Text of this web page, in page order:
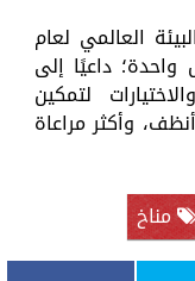
العالمي لعام
واحدة؛ داعيًا إلى
لتمكين
وأكثر مراعاة
مناخ